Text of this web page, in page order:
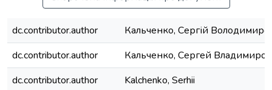
dc.contributor.author
Кальченко, Сергій
dc.contributor.author
Кальченко, Сергей
dc.contributor.author
Kalchenko, Serhii